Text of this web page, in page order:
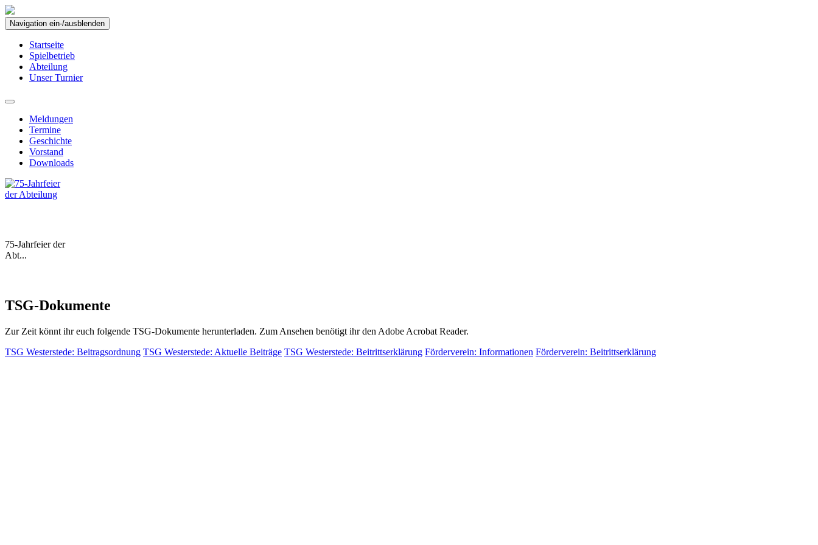
Navigation ein-/ausblenden
Startseite
Spielbetrieb
Abteilung
Unser Turnier
Meldungen
Termine
Geschichte
Vorstand
Downloads
75-Jahrfeier der
Abt...
TSG-Dokumente
Zur Zeit könnt ihr euch folgende TSG-Dokumente herunterladen. Zum Ansehen benötigt ihr den Adobe Acrobat Reader.
TSG Westerstede: Beitragsordnung TSG Westerstede: Aktuelle Beiträge TSG Westerstede: Beitrittserklärung Förderverein: Informationen Förderverein: Beitrittserklärung